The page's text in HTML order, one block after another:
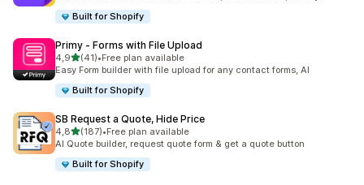
Built for Shopify
Primy ‑ Forms with File Upload
4,9na 5 gwiazdek
(41)
Łączna liczba recenzji: 41
•Free plan available
Easy Form builder with file upload for any contact forms, AI
Built for Shopify
SB Request a Quote, Hide Price
4,8na 5 gwiazdek
(187)
Łączna liczba recenzji: 187
•Free plan available
AI Quote builder, request quote form & get a quote button
Built for Shopify